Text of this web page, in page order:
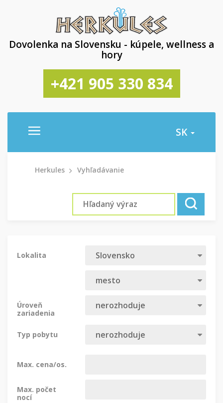
Dovolenka na Slovensku - kúpele, wellness a
hory
+421 905 330 834
SK
Herkules Vyhľadávanie
Lokalita
Úroveň
zariadenia
Typ pobytu
Max. cena/os.
Max. počet
nocí